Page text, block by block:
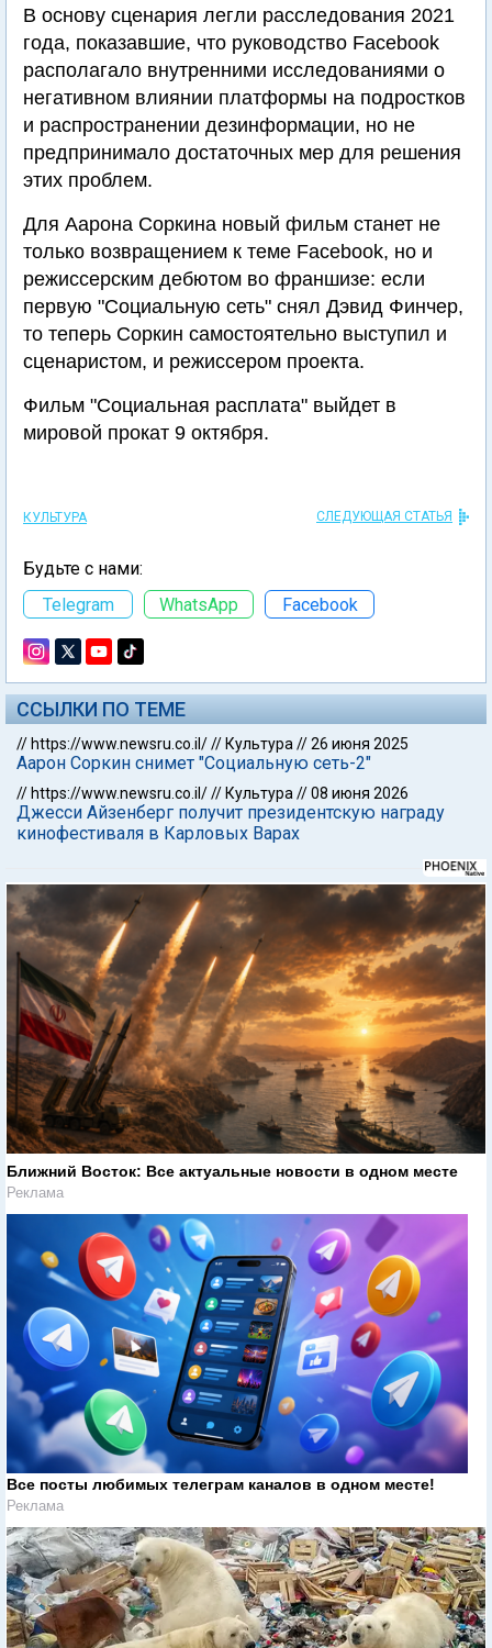
В основу сценария легли расследования 2021
года, показавшие, что руководство Facebook
располагало внутренними исследованиями о
негативном влиянии платформы на подростков
и распространении дезинформации, но не
предпринимало достаточных мер для решения
этих проблем.
Для Аарона Соркина новый фильм станет не
только возвращением к теме Facebook, но и
режиссерским дебютом во франшизе: если
первую "Социальную сеть" снял Дэвид Финчер,
то теперь Соркин самостоятельно выступил и
сценаристом, и режиссером проекта.
Фильм "Социальная расплата" выйдет в
мировой прокат 9 октября.
КУЛЬТУРА СЛЕДУЮЩАЯ СТАТЬЯ
Будьте с нами:
Telegram
WhatsApp Facebook
ССЫЛКИ ПО ТЕМЕ
// https://www.newsru.co.il/// Культура //26 июня 2025
Аарон Соркин снимет "Социальную сеть-2"
// https://www.newsru.co.il/// Культура //08 июня 2026
Джесси Айзенберг получит президентскую награду
кинофестиваля в Карловых Варах
Ближний Восток: Все актуальные новости в одном месте
Реклама
Все посты любимых телеграм каналов в одном месте!
Реклама